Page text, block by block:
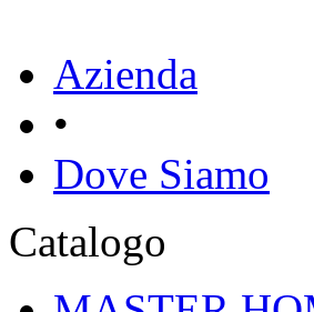
Azienda
•
Dove Siamo
Catalogo